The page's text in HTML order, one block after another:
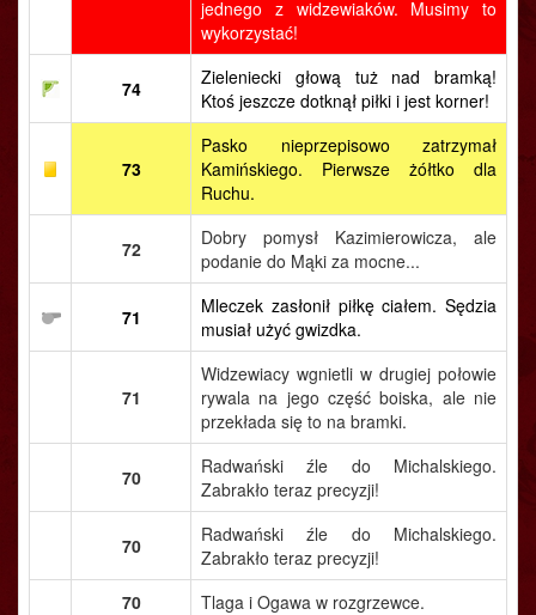
jednego z widzewiaków. Musimy to
wykorzystać!
74
Zieleniecki głową tuż nad bramką!
Ktoś jeszcze dotknął piłki i jest korner!
73
Pasko nieprzepisowo zatrzymał
Kamińskiego. Pierwsze żółtko dla
Ruchu.
72
Dobry pomysł Kazimierowicza, ale
podanie do Mąki za mocne...
71
Mleczek zasłonił piłkę ciałem. Sędzia
musiał użyć gwizdka.
71
Widzewiacy wgnietli w drugiej połowie
rywala na jego część boiska, ale nie
przekłada się to na bramki.
70
Radwański źle do Michalskiego.
Zabrakło teraz precyzji!
70
Radwański źle do Michalskiego.
Zabrakło teraz precyzji!
70
Tlaga i Ogawa w rozgrzewce.